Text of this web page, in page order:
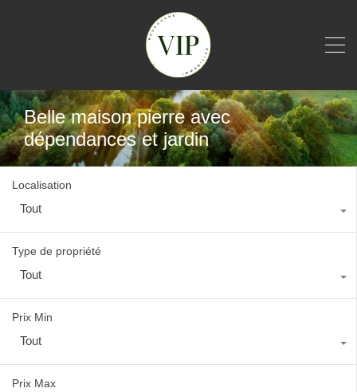
Belle maison pierre avec
dépendances et jardin
Localisation
Tout
Type de propriété
Tout
Prix Min
Tout
Prix Max